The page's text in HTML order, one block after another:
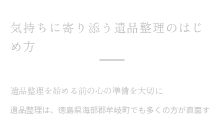
気持ちに寄り添う遺品整理のはじ
め方
遺品整理を始める前の心の準備を大切に
遺品整理は、徳島県海部郡牟岐町でも多くの方が直面す